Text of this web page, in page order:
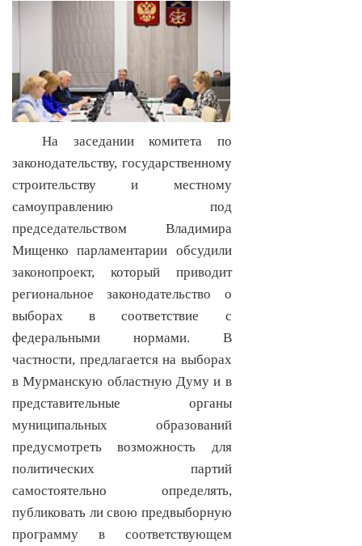
На заседании комитета по
законодательству, государственному
строительству и местному
самоуправлению под
председательством Владимира
Мищенко парламентарии обсудили
законопроект, который приводит
региональное законодательство о
выборах в соответствие с
федеральными нормами. В
частности, предлагается на выборах
в Мурманскую областную Думу и в
представительные органы
муниципальных образований
предусмотреть возможность для
политических партий
самостоятельно определять,
публиковать ли свою предвыборную
программу в соответствующем